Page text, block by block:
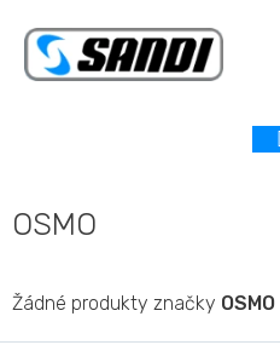
obsah
OSMO
Žádné produkty značky OSMO